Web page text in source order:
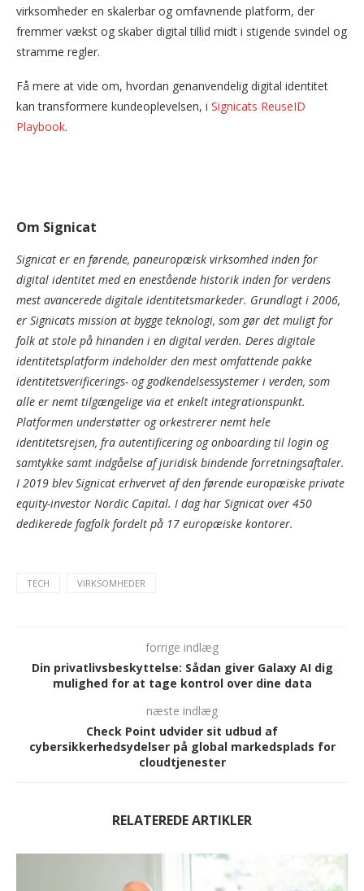
virksomheder en skalerbar og omfavnende platform, der
fremmer vækst og skaber digital tillid midt i stigende svindel og
stramme regler.
Få mere at vide om, hvordan genanvendelig digital identitet
kan transformere kundeoplevelsen, i Signicats ReuseID
Playbook.
Om Signicat
Signicat er en førende, paneuropæisk virksomhed inden for
digital identitet med en enestående historik inden for verdens
mest avancerede digitale identitetsmarkeder. Grundlagt i 2006,
er Signicats mission at bygge teknologi, som gør det muligt for
folk at stole på hinanden i en digital verden. Deres digitale
identitetsplatform indeholder den mest omfattende pakke
identitetsverificerings- og godkendelsessystemer i verden, som
alle er nemt tilgængelige via et enkelt integrationspunkt.
Platformen understøtter og orkestrerer nemt hele
identitetsrejsen, fra autentificering og onboarding til login og
samtykke samt indgåelse af juridisk bindende forretningsaftaler.
I 2019 blev Signicat erhvervet af den førende europæiske private
equity-investor Nordic Capital. I dag har Signicat over 450
dedikerede fagfolk fordelt på 17 europæiske kontorer.
TECH VIRKSOMHEDER
forrige indlæg
Din privatlivsbeskyttelse: Sådan giver Galaxy AI dig
mulighed for at tage kontrol over dine data
næste indlæg
Check Point udvider sit udbud af
cybersikkerhedsydelser på global markedsplads for
cloudtjenester
RELATEREDE ARTIKLER